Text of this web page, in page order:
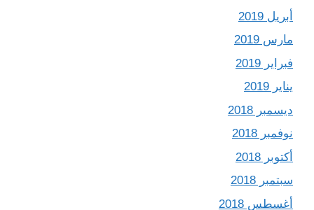
أبريل 2019
مارس 2019
فبراير 2019
يناير 2019
ديسمبر 2018
نوفمبر 2018
أكتوبر 2018
سبتمبر 2018
أغسطس 2018